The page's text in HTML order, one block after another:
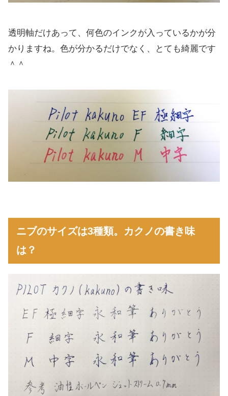
透明軸だけあって、何色のインクが入っているかが分
かりますね。色が分かるだけでなく、とても綺麗です
＾＾
ニブのサイズは3種類。カクノの書き味
は？